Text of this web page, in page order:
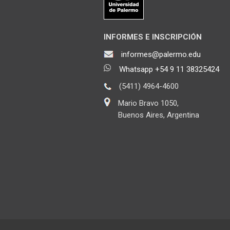
INFORMES E INSCRIPCIÓN
informes@palermo.edu
Whatsapp +54 9 11 38325424
(5411) 4964-4600
Mario Bravo 1050,
Buenos Aires, Argentina